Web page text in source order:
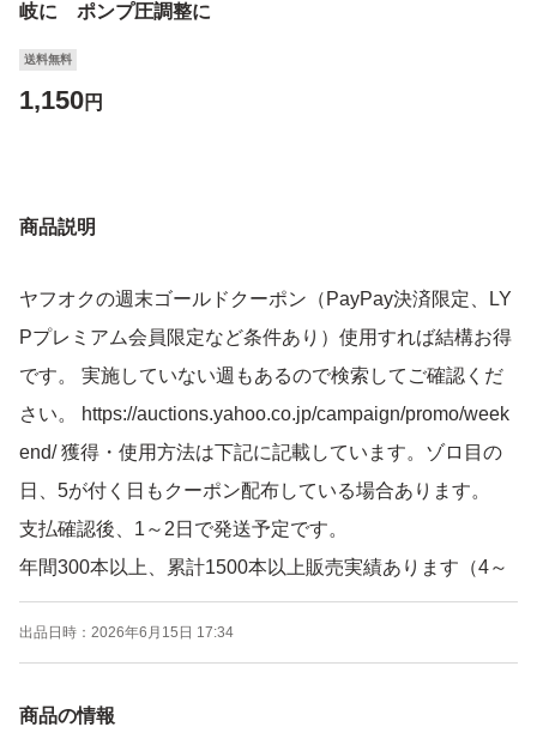
岐に ポンプ圧調整に
送料無料
1,150円
商品説明
ヤフオクの週末ゴールドクーポン（PayPay決済限定、LY
Pプレミアム会員限定など条件あり）使用すれば結構お得
です。 実施していない週もあるので検索してご確認くだ
さい。 https://auctions.yahoo.co.jp/campaign/promo/week
end/ 獲得・使用方法は下記に記載しています。ゾロ目の
日、5が付く日もクーポン配布している場合あります。
支払確認後、1～2日で発送予定です。
年間300本以上、累計1500本以上販売実績あります（4～
30分岐管 合計で）。 某コピー出品者のように『如何なる
理由でもクレームはお受けいたしません』という事はあり
エアーコック位置、角度は多少のバラツキあります（写真
出品日時： 2026年6月15日 17:34
商品の情報